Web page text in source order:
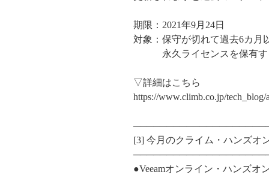
期限：2021年9月24日
対象：保守が切れて過去6カ月
永久ライセンスを保有す
▽詳細はこちら
https://www.climb.co.jp/tech_blog/
[3] 今月のクライム・ハンズオ
●Veeamオンライン・ハンズオ